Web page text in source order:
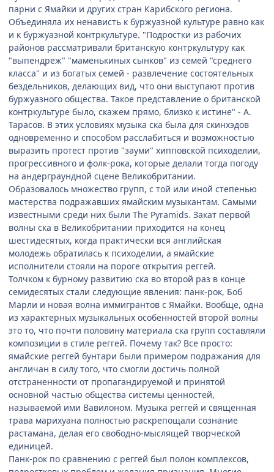
парни с Ямайки и других стран Карибского региона.
Объединяла их ненависть к буржуазной культуре равно как
и к буржуазной контркультуре. "Подростки из рабочих
районов рассматривали британскую контркультуру как
"выпендреж" "маменькиных сынков" из семей "среднего
класса" и из богатых семей - развлечение состоятельных
бездельников, делающих вид, что они выступают против
буржуазного общества. Такое представление о британской
контркультуре было, скажем прямо, близко к истине" - А.
Тарасов. В этих условиях музыка ска была для скинхэдов
одновременно и способом расслабиться и возможностью
выразить протест против "зауми" хипповской психоделии,
прогрессивного и фолк-рока, которые делали тогда погоду
на андерграундной сцене Великобритании.
Образовалось множество групп, с той или иной степенью
мастерства подражавших ямайским музыкантам. Самыми
известными среди них были The Pyramids. Закат первой
волны ска в Великобритании приходится на конец
шестидесятых, когда практически вся английская
молодежь обратилась к психоделии, а ямайские
исполнители стояли на пороге открытия реггей.
Толчком к бурному развитию ска во второй раз в конце
семидесятых стали следующие явления: панк-рок, Боб
Марли и новая волна иммигрантов с Ямайки. Вообще, одна
из характерных музыкальных особенностей второй волны
это то, что почти половину материала ска групп составляли
композиции в стиле реггей. Почему так? Все просто:
ямайские реггей бунтари были примером подражания для
англичан в силу того, что смогли достичь полной
отстраненности от пропагандируемой и принятой
основной частью общества системы ценностей,
называемой ими Вавилоном. Музыка реггей и священная
трава марихуана полностью раскрепощали сознание
растамана, делая его свободно-мыслящей творческой
единицей.
Панк-рок по сравнению с реггей был полон комплексов,